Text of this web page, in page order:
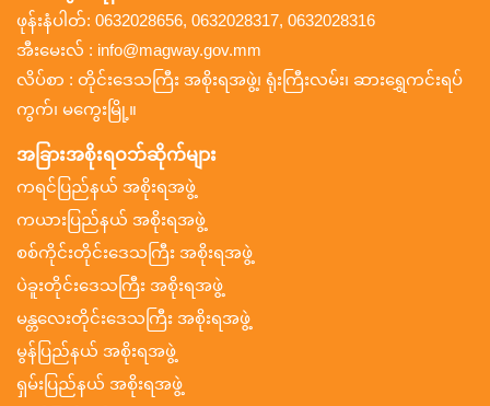
ဖုန်းနံပါတ်: 0632028656, 0632028317, 0632028316
အီးမေးလ် : info@magway.gov.mm
လိပ်စာ : တိုင်းဒေသကြီး အစိုးရအဖွဲ့၊ ရုံးကြီးလမ်း၊ ဆားရွှေကင်းရပ်
ကွက်၊ မကွေးမြို့။
အခြားအစိုးရဝဘ်ဆိုက်များ
ကရင်ပြည်နယ် အစိုးရအဖွဲ့
ကယားပြည်နယ် အစိုးရအဖွဲ့
စစ်ကိုင်းတိုင်းဒေသကြီး အစိုးရအဖွဲ့
ပဲခူးတိုင်းဒေသကြီး အစိုးရအဖွဲ့
မန္တလေးတိုင်းဒေသကြီး အစိုးရအဖွဲ့
မွန်ပြည်နယ် အစိုးရအဖွဲ့
ရှမ်းပြည်နယ် အစိုးရအဖွဲ့